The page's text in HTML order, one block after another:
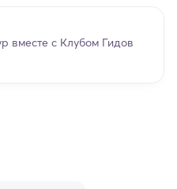
вместе с Клубом Гидов